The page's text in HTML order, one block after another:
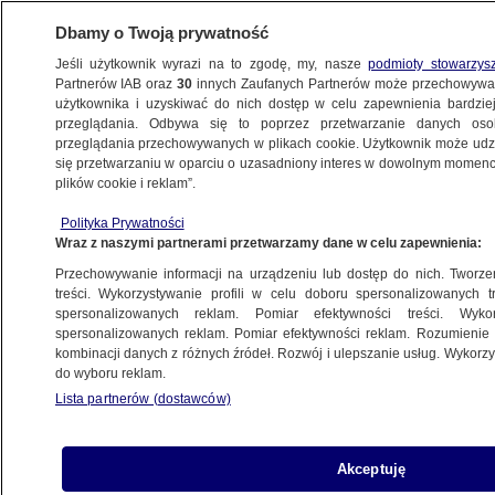
METEO
POLSKA
pożarów lasów. "W całym kraju sytuacja
jest zła"
15.05.2022, 18:37
Udostępnij
Dbamy o Twoją prywatność
Jeśli użytkownik wyrazi na to zgodę, my, naszepodmioty
Partnerów IAB oraz30 innych Zaufanych Partnerów może
użytkownika i uzyskiwać do nich dostęp w celu zapewnienia
przeglądania. Odbywa się to poprzez przetwarzanie danych
przeglądania przechowywanych w plikach cookie. Użytkownik może
się przetwarzaniu w oparciu o uzasadniony interes w dowolnym
plików cookie i reklam”.
Polityka Prywatności
Wraz z naszymi partnerami przetwarzamy dane w celu zapewnienia:
Przechowywanie informacji na urządzeniu lub dostęp do nich.
treści. Wykorzystywanie profili w celu doboru spersonalizowanych
spersonalizowanych reklam. Pomiar efektywności treści.
spersonalizowanych reklam. Pomiar efektywności reklam.
kombinacji danych z różnych źródeł. Rozwój i ulepszanie usług.
do wyboru reklam.
Lista partnerów (dostawców)
Akceptuję